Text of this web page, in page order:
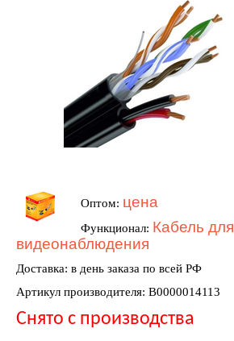
Оптом: цена
Функционал: Кабель для
видеонаблюдения
Доставка: в день заказа по всей РФ
Артикул производителя: В0000014113
Снято с производства